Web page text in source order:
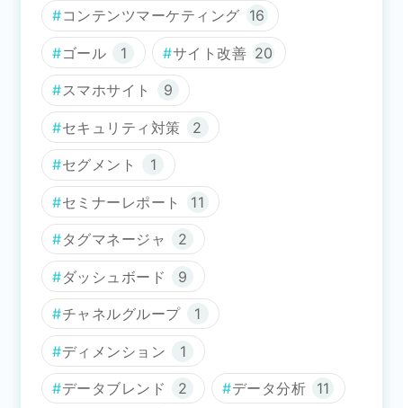
コンテンツマーケティング 16
ゴール 1 サイト改善 20
スマホサイト 9
セキュリティ対策 2
セグメント 1
セミナーレポート 11
タグマネージャ 2
ダッシュボード 9
チャネルグループ 1
ディメンション 1
データブレンド 2 データ分析 11